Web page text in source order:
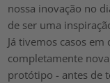
nossa inovação no
de ser uma
Já tivemos casos
completamente
protótipo - antes de